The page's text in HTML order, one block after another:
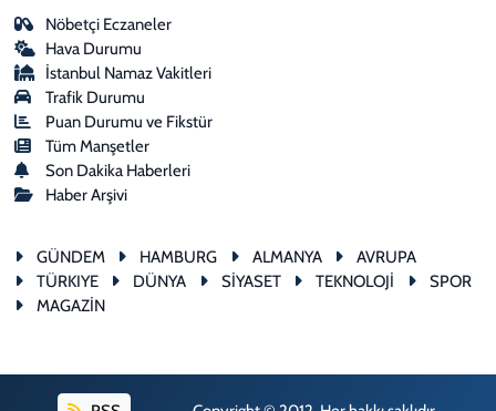
Nöbetçi Eczaneler
Hava Durumu
İstanbul Namaz Vakitleri
Trafik Durumu
Puan Durumu ve Fikstür
Tüm Manşetler
Son Dakika Haberleri
Haber Arşivi
GÜNDEM HAMBURG ALMANYA
AVRUPA
TÜRKIYE
DÜNYA SİYASET TEKNOLOJİ
SPOR
MAGAZİN